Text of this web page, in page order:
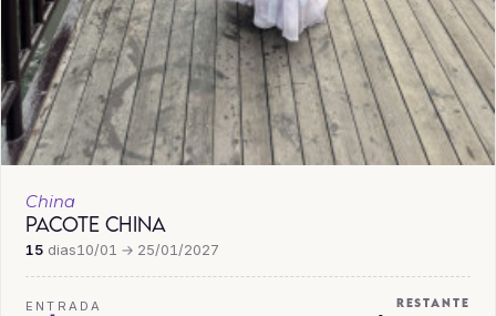
China
PACOTE CHINA
15 dias10/01 → 25/01/2027
ENTRADA RESTANTE